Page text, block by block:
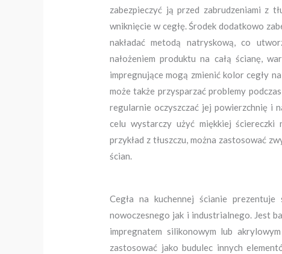
zabezpieczyć ją przed zabrudzeniami z
wniknięcie w cegłę. Środek dodatkowo
nakładać metodą natryskową, co
nałożeniem produktu na całą ścianę,
impregnujące mogą zmienić kolor cegły
może także przysparzać problemy
regularnie oczyszczać jej powierzchnię i
celu wystarczy użyć miękkiej ściereczki
przykład z tłuszczu, można zastosować
ścian.
Cegła na kuchennej ścianie
nowoczesnego jak i industrialnego. Jest
impregnatem silikonowym lub
zastosować jako budulec innych